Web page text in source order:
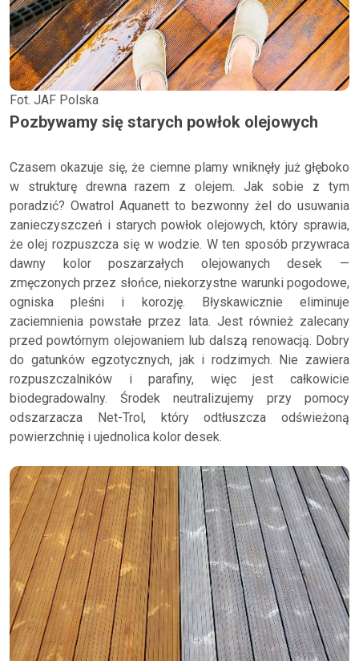
Fot. JAF Polska
Pozbywamy się starych powłok olejowych
Czasem okazuje się, że ciemne plamy wniknęły już głęboko
w strukturę drewna razem z olejem. Jak sobie z tym
poradzić? Owatrol Aquanett to bezwonny żel do usuwania
zanieczyszczeń i starych powłok olejowych, który sprawia,
że olej rozpuszcza się w wodzie. W ten sposób przywraca
dawny kolor poszarzałych olejowanych desek —
zmęczonych przez słońce, niekorzystne warunki pogodowe,
ogniska pleśni i korozję. Błyskawicznie eliminuje
zaciemnienia powstałe przez lata. Jest również zalecany
przed powtórnym olejowaniem lub dalszą renowacją. Dobry
do gatunków egzotycznych, jak i rodzimych. Nie zawiera
rozpuszczalników i parafiny, więc jest całkowicie
biodegradowalny. Środek neutralizujemy przy pomocy
odszarzacza Net-Trol, który odtłuszcza odświeżoną
powierzchnię i ujednolica kolor desek.